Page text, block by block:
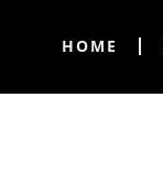
HOME